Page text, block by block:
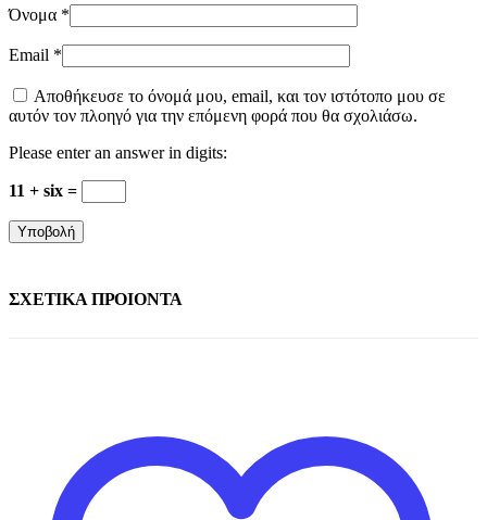
Όνομα *
Email *
Αποθήκευσε το όνομά μου, email, και τον ιστότοπο μου σε
αυτόν τον πλοηγό για την επόμενη φορά που θα σχολιάσω.
Please enter an answer in digits:
11 + six =
ΣΧΕΤΙΚΑ ΠΡΟΙΟΝΤΑ